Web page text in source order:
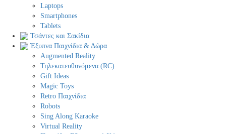
Laptops
Smartphones
Tablets
Τσάντες και Σακίδια
Έξυπνα Παιχνίδια & Δώρα
Augmented Reality
Τηλεκατευθυνόμενα (RC)
Gift Ideas
Magic Toys
Retro Παιχνίδια
Robots
Sing Along Karaoke
Virtual Reality